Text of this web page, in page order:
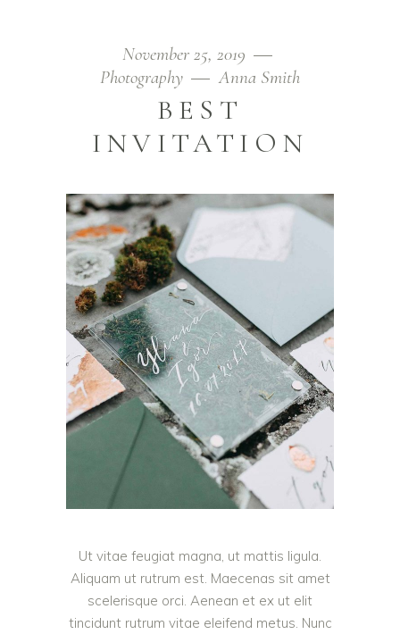
November 25, 2019
Photography
Anna Smith
BEST
INVITATION
Ut vitae feugiat magna, ut mattis ligula.
Aliquam ut rutrum est. Maecenas sit amet
scelerisque orci. Aenean et ex ut elit
tincidunt rutrum vitae eleifend metus. Nunc